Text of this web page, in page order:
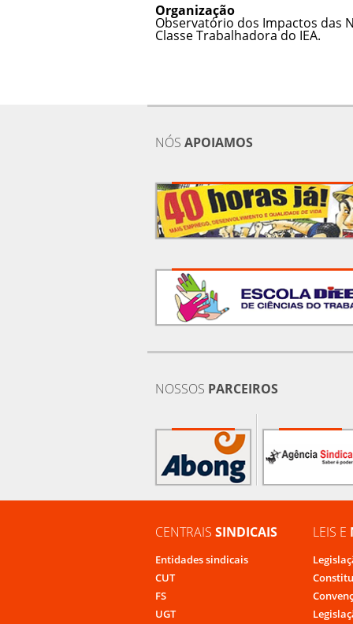
Organização
Observatório dos Impactos das
Classe Trabalhadora do IEA.
NÓS APOIAMOS
NOSSOS PARCEIROS
CENTRAIS SINDICAIS
Entidades sindicais
CUT
FS
UGT
LEIS E